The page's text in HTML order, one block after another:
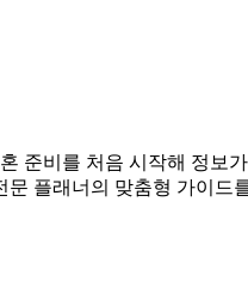
준비를 처음 시작해 정보
플래너의 맞춤형 가이드